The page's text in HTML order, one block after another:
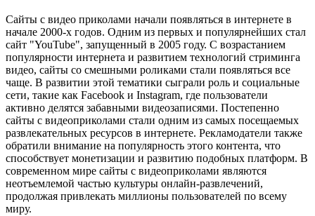
Сайты с видео приколами начали появляться в интернете в
начале 2000-х годов. Одним из первых и популярнейших стал
сайт "YouTube", запущенный в 2005 году. С возрастанием
популярности интернета и развитием технологий стриминга
видео, сайты со смешными роликами стали появляться все
чаще. В развитии этой тематики сыграли роль и социальные
сети, такие как Facebook и Instagram, где пользователи
активно делятся забавными видеозаписями. Постепенно
сайты с видеоприколами стали одним из самых посещаемых
развлекательных ресурсов в интернете. Рекламодатели также
обратили внимание на популярность этого контента, что
способствует монетизации и развитию подобных платформ. В
современном мире сайты с видеоприколами являются
неотъемлемой частью культуры онлайн-развлечений,
продолжая привлекать миллионы пользователей по всему
миру.